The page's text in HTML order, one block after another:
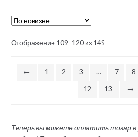
Отображение 109–120 из 149
← 1 2 3 … 7 8
12 13 →
Теперь вы можете оплатить товар в